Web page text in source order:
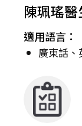
陳珮瑤醫
適用語言：
廣東話、